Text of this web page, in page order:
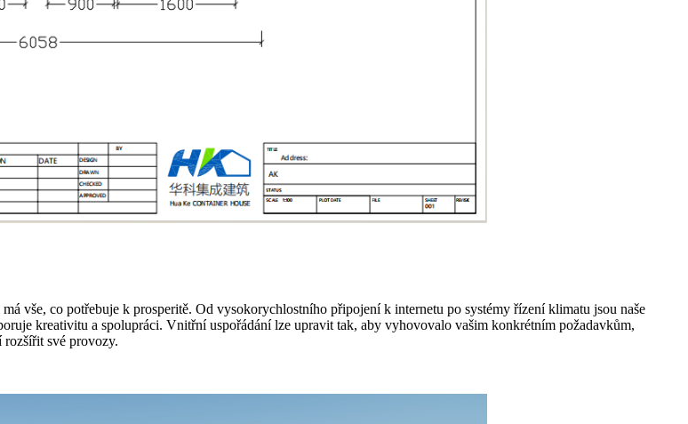
vše, co potřebuje k prosperitě. Od vysokorychlostního připojení k internetu po systémy řízení klimatu jsou naše
kreativitu a spolupráci. Vnitřní uspořádání lze upravit tak, aby vyhovovalo vašim konkrétním požadavkům,
své provozy.